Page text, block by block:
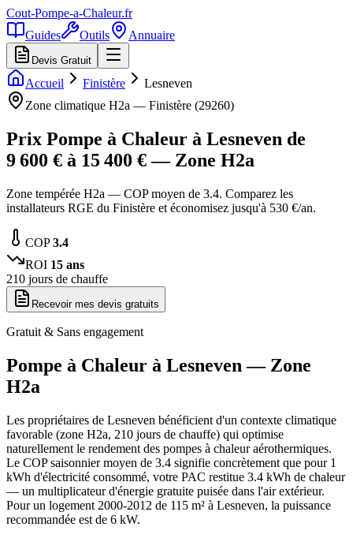
Cout-Pompe-a-Chaleur.fr
Guides
Outils Annuaire
Devis Gratuit
Accueil Finistère
Lesneven
Zone climatique H2a — Finistère (29260)
Prix Pompe à Chaleur à Lesneven de
9 600 € à 15 400 € — Zone H2a
Zone tempérée H2a — COP moyen de 3.4. Comparez les
installateurs RGE du Finistère et économisez jusqu'à 530 €/an.
COP3.4
ROI 15 ans
210 jours de chauffe
Recevoir mes devis gratuits
Gratuit & Sans engagement
Pompe à Chaleur à Lesneven — Zone
H2a
Les propriétaires de Lesneven bénéficient d'un contexte climatique
favorable (zone H2a, 210 jours de chauffe) qui optimise
naturellement le rendement des pompes à chaleur aérothermiques.
Le COP saisonnier moyen de 3.4 signifie concrètement que pour 1
kWh d'électricité consommé, votre PAC restitue 3.4 kWh de chaleur
— un multiplicateur d'énergie gratuite puisée dans l'air extérieur.
Pour un logement 2000-2012 de 115 m² à Lesneven, la puissance
recommandée est de 6 kW.